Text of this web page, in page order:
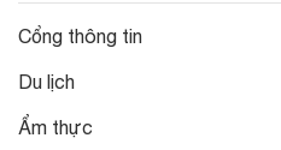
Cổng thông tin
Du lịch
Ẩm thực